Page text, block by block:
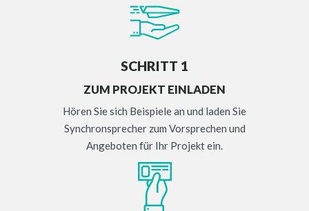
SCHRITT 1
ZUM PROJEKT EINLADEN
Hören Sie sich Beispiele an und laden Sie
Synchronsprecher zum Vorsprechen und
Angeboten für Ihr Projekt ein.